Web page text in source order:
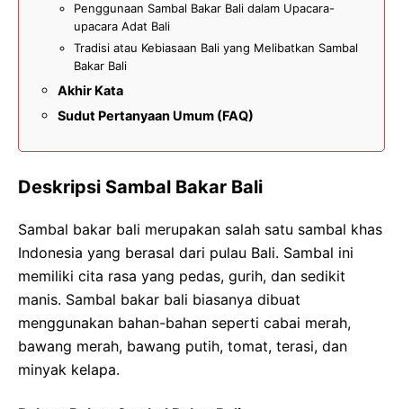
Penggunaan Sambal Bakar Bali dalam Upacara-
upacara Adat Bali
Tradisi atau Kebiasaan Bali yang Melibatkan Sambal
Bakar Bali
Akhir Kata
Sudut Pertanyaan Umum (FAQ)
Deskripsi Sambal Bakar Bali
Sambal bakar bali merupakan salah satu sambal khas
Indonesia yang berasal dari pulau Bali. Sambal ini
memiliki cita rasa yang pedas, gurih, dan sedikit
manis. Sambal bakar bali biasanya dibuat
menggunakan bahan-bahan seperti cabai merah,
bawang merah, bawang putih, tomat, terasi, dan
minyak kelapa.